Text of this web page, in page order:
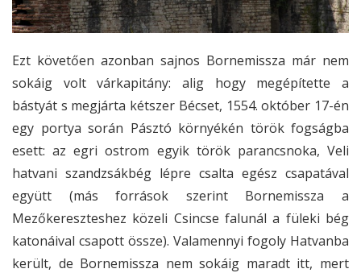
Ezt követően azonban sajnos Bornemissza már nem
sokáig volt várkapitány: alig hogy megépítette a
bástyát s megjárta kétszer Bécset, 1554. október 17-én
egy portya során Pásztó környékén török fogságba
esett: az egri ostrom egyik török parancsnoka, Veli
hatvani szandzsákbég lépre csalta egész csapatával
együtt (más források szerint Bornemissza a
Mezőkereszteshez közeli Csincse falunál a füleki bég
katonáival csapott össze). Valamennyi fogoly Hatvanba
került, de Bornemissza nem sokáig maradt itt, mert